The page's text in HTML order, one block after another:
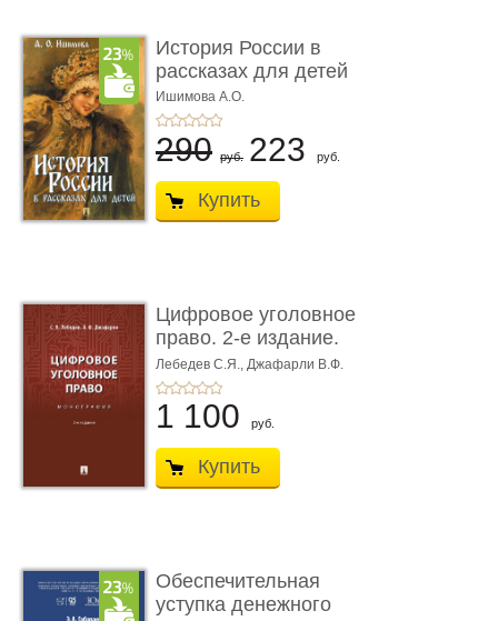
История России в
рассказах для детей
Ишимова А.О.
290 руб. 223 руб.
Купить
Цифровое уголовное
право. 2-е издание.
Монограф ...
Лебедев С.Я., Джафарли В.Ф.
1 100 руб.
Купить
Обеспечительная
уступка денежного